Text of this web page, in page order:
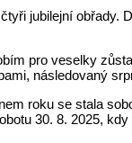
jubilejní obřady.
pro veselky
následovaný
roku se stala
30. 8. 2025,